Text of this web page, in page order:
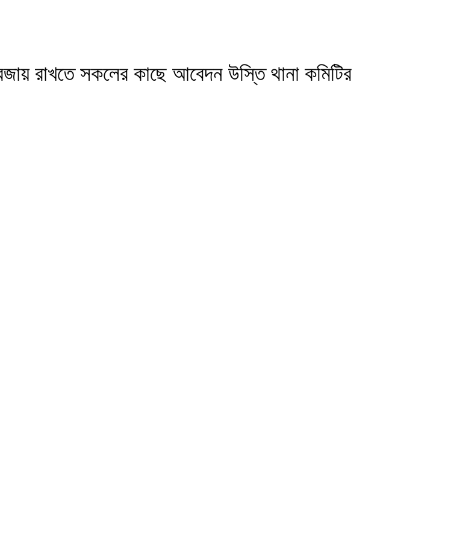
রাখতে সকলের কাছে আবেদন উস্তি থানা কমিটির